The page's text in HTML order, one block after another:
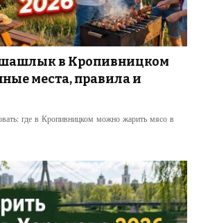
в Кропивницком
места, правила и
где в Кропивницком можно жарить мясо в